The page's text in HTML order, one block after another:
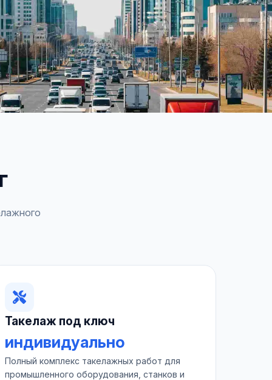
Такелаж под ключ
индивидуально
Полный комплекс такелажных работ для
промышленного оборудования, станков и